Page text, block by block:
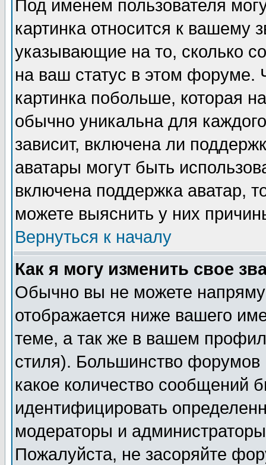
Под именем пользователя
картинка относится к вашему
указывающие на то, сколько
на ваш статус в этом форуме.
картинка побольше, которая
обычно уникальна для
зависит, включена ли
аватары могут быть
включена поддержка аватар,
можете выяснить у них
Вернуться к началу
Как я могу изменить свое
Обычно вы не можете
отображается ниже вашего
теме, а так же в вашем
стиля). Большинство форумов
какое количество сообщений
идентифицировать
модераторы и
Пожалуйста, не засоряйте